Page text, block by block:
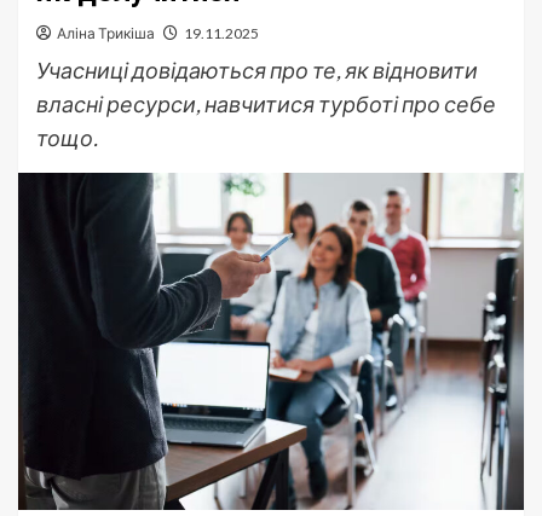
Аліна Трикіша 19.11.2025
Учасниці довідаються про те, як відновити
власні ресурси, навчитися турботі про себе
тощо.